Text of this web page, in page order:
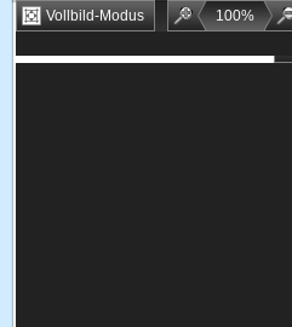
Vollbild-Modus 100%